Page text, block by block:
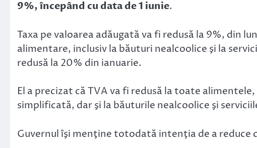
9%, începând cu data de 1 iunie.
Taxa pe valoarea adăugată va fi redusă la 9%, din
alimentare, inclusiv la băuturi nealcoolice şi la
redusă la 20% din ianuarie.
El a precizat că TVA va fi redusă la toate
simplificată, dar şi la băuturile nealcoolice şi
Guvernul îşi menţine totodată intenţia de a reduce